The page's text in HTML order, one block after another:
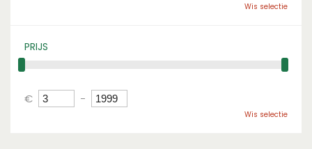
Wis selectie
PRIJS
€ -
Wis selectie